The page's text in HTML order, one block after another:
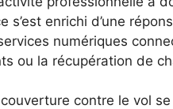
s’est enrichi d’une
numériques
ou la récupération de
couverture contre le vol